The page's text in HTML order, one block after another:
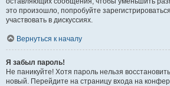
это произошло, попробуйте
участвовать в дискуссиях.
Вернуться к началу
Я забыл пароль!
Не паникуйте! Хотя пароль нельзя
новый. Перейдите на страницу входа на